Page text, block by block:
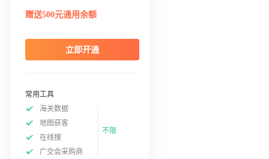
赠送500元通用余额
立即开通
常用工具
海关数据
地图获客
在线搜
广交会采购商
不限